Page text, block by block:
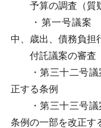
予算の調査（質
・第一号議案
中、歳出、債務負
付託議案の審査（
・第三十二号議
正する条例
・第三十三号議
条例の一部を改正す